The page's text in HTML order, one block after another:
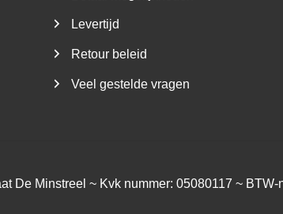
Levertijd
Retour beleid
Veel gestelde vragen
De Minstreel ~ Kvk nummer: 05080117 ~ BTW-